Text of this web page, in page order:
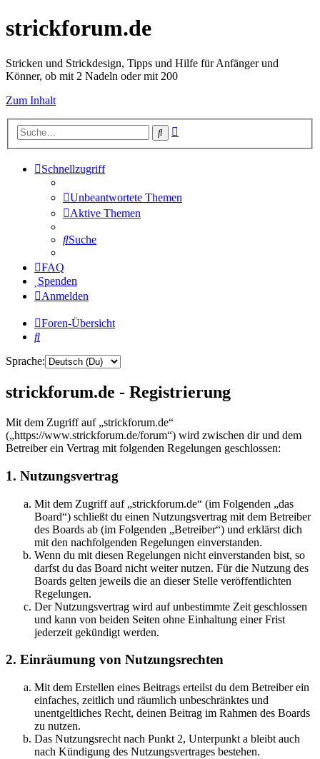
strickforum.de
Stricken und Strickdesign, Tipps und Hilfe für Anfänger und
Könner, ob mit 2 Nadeln oder mit 200
Zum Inhalt
Suche
Schnellzugriff
Unbeantwortete Themen
Aktive Themen
Suche
FAQ
Spenden
Anmelden
Foren-Übersicht
Suche
Sprache:
strickforum.de - Registrierung
Mit dem Zugriff auf „strickforum.de“
(„https://www.strickforum.de/forum“) wird zwischen dir und dem
Betreiber ein Vertrag mit folgenden Regelungen geschlossen:
1. Nutzungsvertrag
Mit dem Zugriff auf „strickforum.de“ (im Folgenden „das
Board“) schließt du einen Nutzungsvertrag mit dem Betreiber
des Boards ab (im Folgenden „Betreiber“) und erklärst dich
mit den nachfolgenden Regelungen einverstanden.
Wenn du mit diesen Regelungen nicht einverstanden bist, so
darfst du das Board nicht weiter nutzen. Für die Nutzung des
Boards gelten jeweils die an dieser Stelle veröffentlichten
Regelungen.
Der Nutzungsvertrag wird auf unbestimmte Zeit geschlossen
und kann von beiden Seiten ohne Einhaltung einer Frist
jederzeit gekündigt werden.
2. Einräumung von Nutzungsrechten
Mit dem Erstellen eines Beitrags erteilst du dem Betreiber ein
einfaches, zeitlich und räumlich unbeschränktes und
unentgeltliches Recht, deinen Beitrag im Rahmen des Boards
zu nutzen.
Das Nutzungsrecht nach Punkt 2, Unterpunkt a bleibt auch
nach Kündigung des Nutzungsvertrages bestehen.